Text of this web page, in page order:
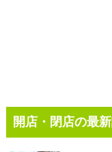
開店・閉店の最